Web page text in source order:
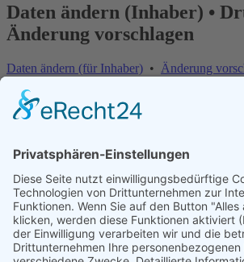
Daten ändern (Inhaber) •
Änderung vorschlagen
Daten ändern (für Inhaber) • Änderung
Änderung vorschlagen | Fehler melden
Bitte teilen Sie uns mit, welche Informationen
veraltet sind:
Internet-Adresse fehlt oder ist falsch
E-Mail-Adresse fehlt oder ist falsch
Telefonnummer, Faxnummer oder
Firma existiert nicht mehr